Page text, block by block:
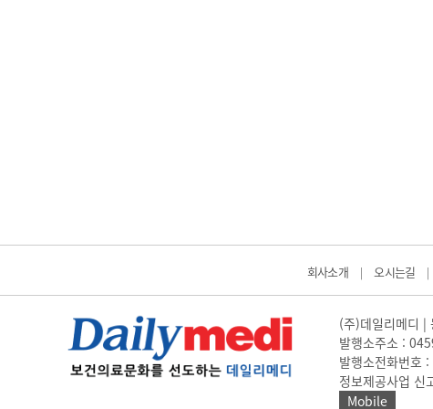
회사소개 | 오시는길 |
(주)데일리메디 |
발행소주소 :
발행소전화번호
정보제공사업
Mobile